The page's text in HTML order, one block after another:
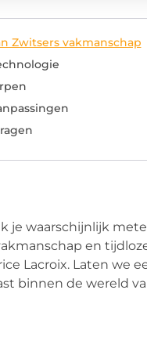
Zwitsers vakmanschap
je waarschijnlijk
en
Lacroix. Laten we
binnen de wereld